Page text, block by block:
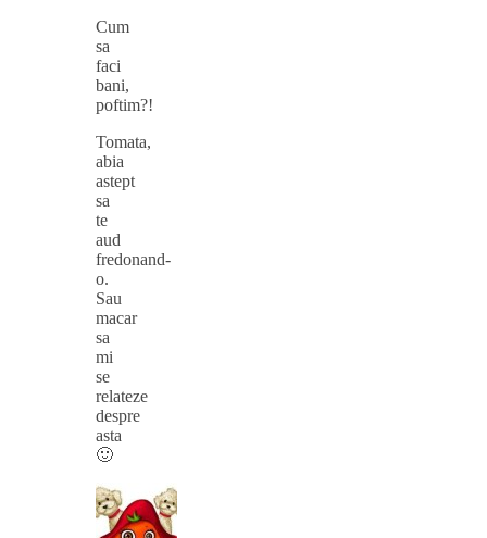
Cum
sa
faci
bani,
poftim?!
Tomata,
abia
astept
sa
te
aud
fredonand-
o.
Sau
macar
sa
mi
se
relateze
despre
asta
🙂